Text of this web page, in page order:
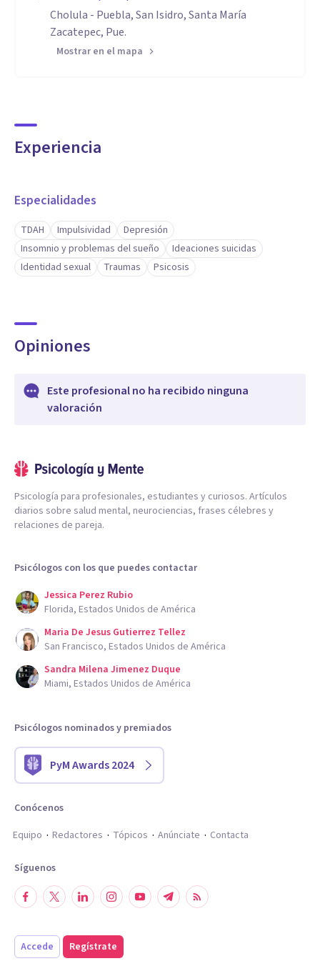
Cholula - Puebla, San Isidro, Santa María
Zacatepec, Pue.
Mostrar en el mapa
Experiencia
Especialidades
TDAH Impulsividad
Depresión
Insomnio y problemas del sueño
Ideaciones suicidas
Identidad sexual
Traumas Psicosis
Opiniones
Este profesional no ha recibido ninguna
valoración
Psicología para profesionales, estudiantes y curiosos. Artículos
diarios sobre salud mental, neurociencias, frases célebres y
relaciones de pareja.
Psicólogos con los que puedes contactar
Jessica Perez Rubio
Florida, Estados Unidos de América
Maria De Jesus Gutierrez Tellez
San Francisco, Estados Unidos de América
Sandra Milena Jimenez Duque
Miami, Estados Unidos de América
Psicólogos nominados y premiados
PyM Awards 2024
Conócenos
Equipo
Redactores Tópicos Anúnciate Contacta
Síguenos
Accede Regístrate